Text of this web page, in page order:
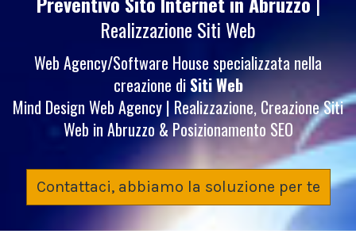
Realizzazione Siti Web
Web Agency/Software House specializzata nella
creazione di Siti Web
Mind Design Web Agency | Realizzazione, Creazione Siti
Web in Abruzzo & Posizionamento SEO
Contattaci, abbiamo la soluzione per te